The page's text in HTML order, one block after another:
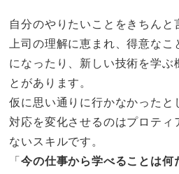
自分のやりたいことをきちん
上司の理解に恵まれ、得意な
になったり、新しい技術を学ぶ
とがあります。
仮に思い通りに行かなかったと
対応を変化させるのはプロティ
ないスキルです。
「今の仕事から学べることは何